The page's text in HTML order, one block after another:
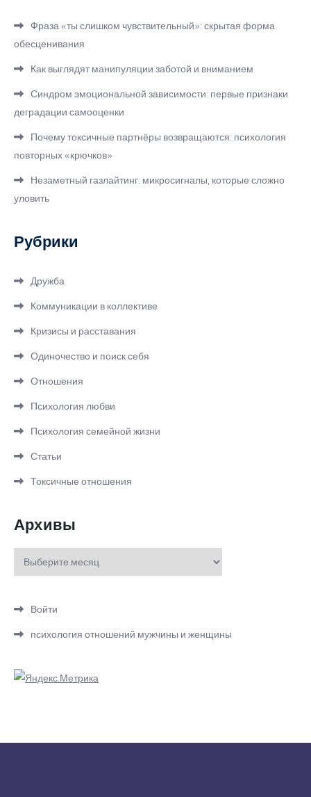
Фраза «ты слишком чувствительный»: скрытая форма
обесценивания
Как выглядят манипуляции заботой и вниманием
Синдром эмоциональной зависимости: первые признаки
деградации самооценки
Почему токсичные партнёры возвращаются: психология
повторных «крючков»
Незаметный газлайтинг: микросигналы, которые сложно
уловить
Рубрики
Дружба
Коммуникации в коллективе
Кризисы и расставания
Одиночество и поиск себя
Отношения
Психология любви
Психология семейной жизни
Статьи
Токсичные отношения
Архивы
Архивы
Войти
психология отношений мужчины и женщины